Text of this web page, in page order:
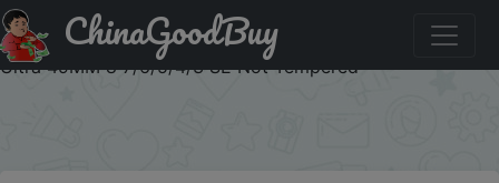
Знижка на Screen Protector For Apple Watch 38MM
40MM 42MM 44MM 41MM 45MM Soft Film For IWatch
Ultra 49MM 8 7/6/5/4/3 SE Not Tempered
ChinaGoodBuy